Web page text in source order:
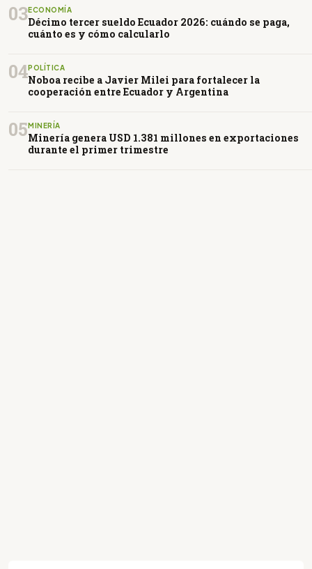
03ECONOMÍA
Décimo tercer sueldo Ecuador 2026: cuándo se paga,
cuánto es y cómo calcularlo
04POLÍTICA
Noboa recibe a Javier Milei para fortalecer la
cooperación entre Ecuador y Argentina
05MINERÍA
Minería genera USD 1.381 millones en exportaciones
durante el primer trimestre